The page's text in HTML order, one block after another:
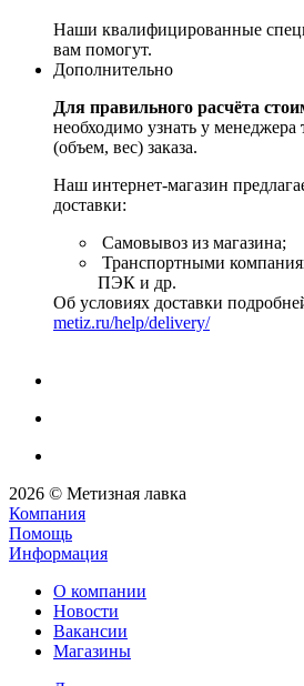
Наши квалифицированные
вам помогут.
Дополнительно
Для правильного расчёта
необходимо узнать у менеджера
(объем, вес) заказа.
Наш интернет-магазин
доставки:
Самовывоз из магазина;
Транспортными
ПЭК и др.
Об условиях доставки
metiz.ru/help/delivery/
2026 © Метизная лавка
Компания
Помощь
Информация
О компании
Новости
Вакансии
Магазины